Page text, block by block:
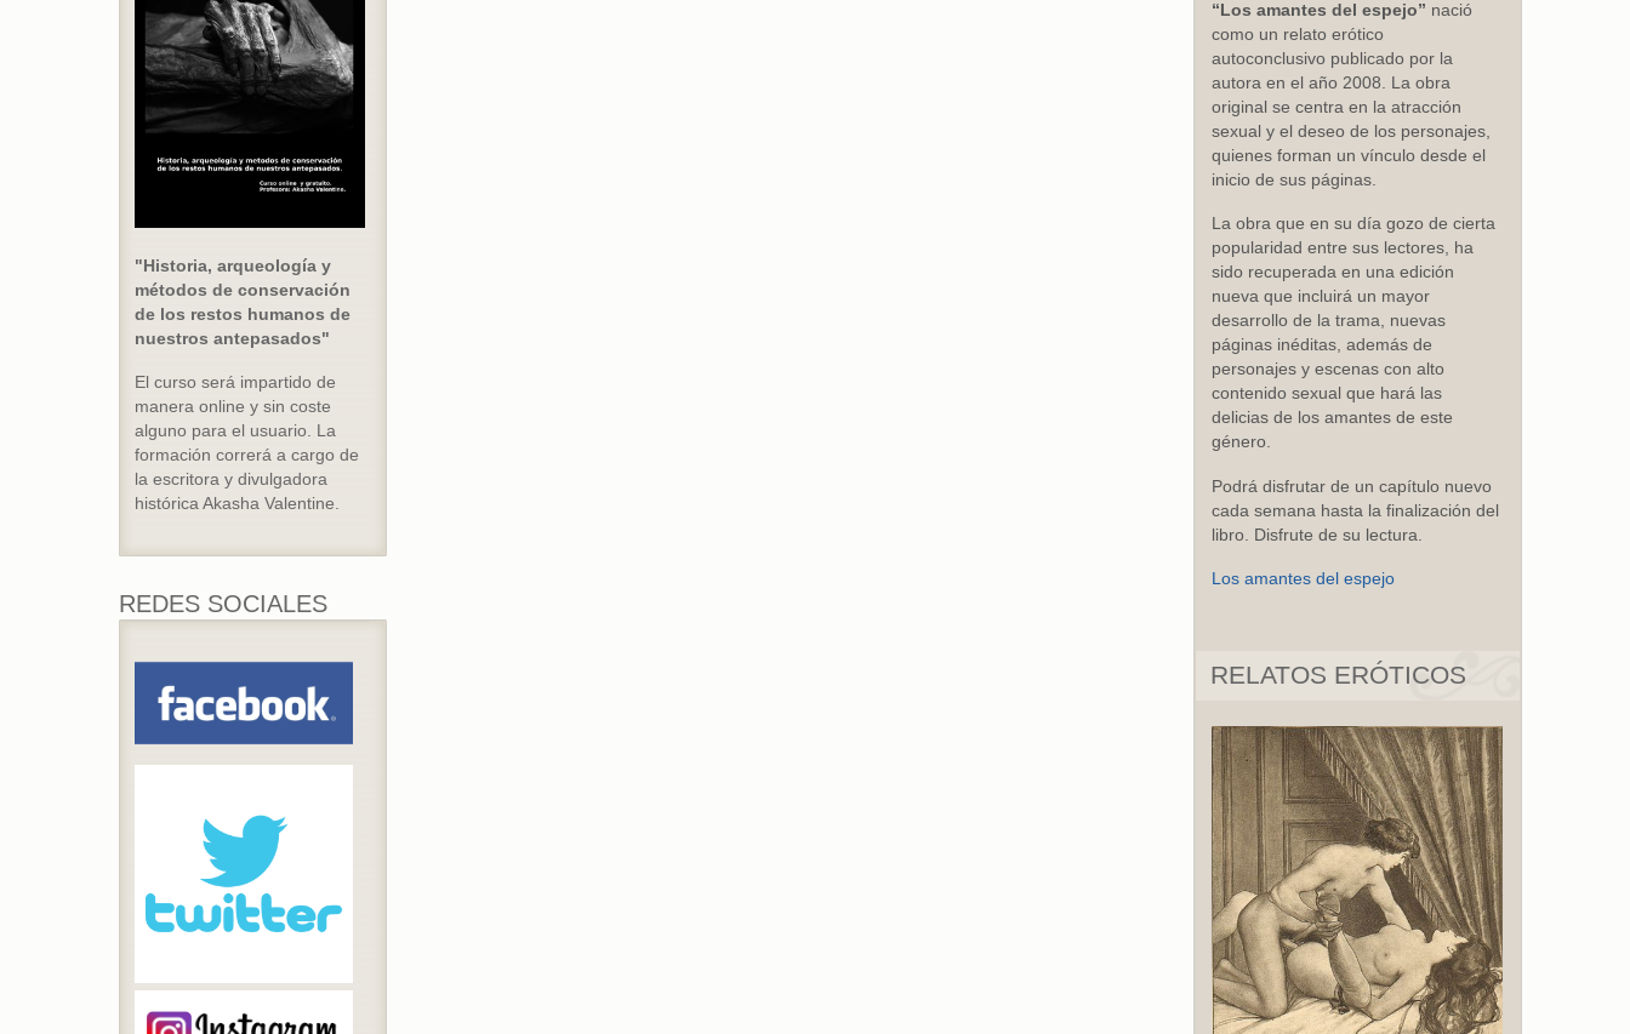
"Historia, arqueología y
métodos de conservación
de los restos humanos de
nuestros antepasados"
El curso será impartido de
manera online y sin coste
alguno para el usuario. La
formación correrá a cargo de
la escritora y divulgadora
histórica Akasha Valentine.
REDES SOCIALES
“Los amantes del espejo” nació
como un relato erótico
autoconclusivo publicado por la
autora en el año 2008. La obra
original se centra en la atracción
sexual y el deseo de los personajes,
quienes forman un vínculo desde el
inicio de sus páginas.
La obra que en su día gozo de cierta
popularidad entre sus lectores, ha
sido recuperada en una edición
nueva que incluirá un mayor
desarrollo de la trama, nuevas
páginas inéditas, además de
personajes y escenas con alto
contenido sexual que hará las
delicias de los amantes de este
género.
Podrá disfrutar de un capítulo nuevo
cada semana hasta la finalización del
libro. Disfrute de su lectura.
Los amantes del espejo
RELATOS ERÓTICOS